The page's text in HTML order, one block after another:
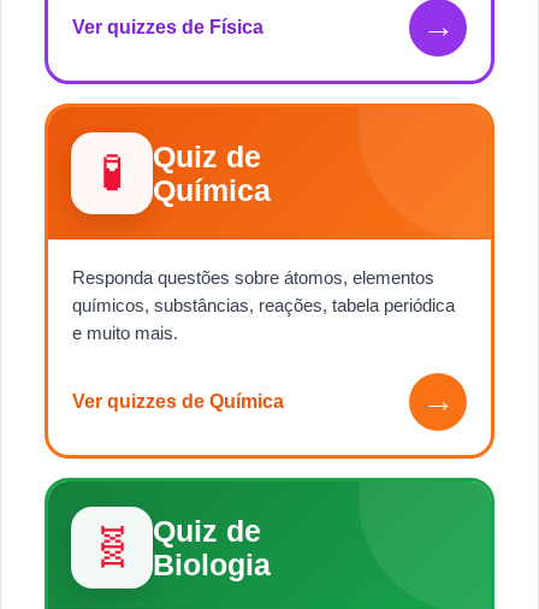
Ver quizzes de Física →
🧪
Quiz de
Química
Responda questões sobre átomos, elementos
químicos, substâncias, reações, tabela periódica
e muito mais.
Ver quizzes de Química →
🧬
Quiz de
Biologia